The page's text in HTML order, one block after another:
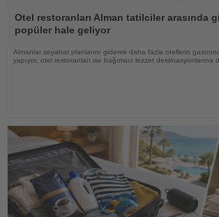
Oku
Otel restoranları Alman tatilciler arasında
popüler hale geliyor
Almanlar seyahat planlarını giderek daha fazla otellerin
yapıyor, otel restoranları ise bağımsız lezzet destinasyonlarına